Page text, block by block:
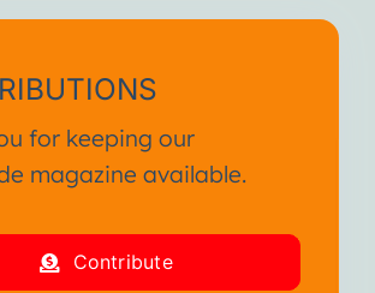
for keeping our
magazine available.
Contribute